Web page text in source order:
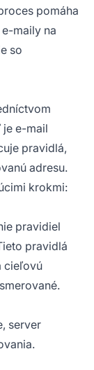
pomáha
maily na
so
e-mail
pravidlá,
adresu.
krokmi:
pravidiel
pravidlá
cieľovú
server